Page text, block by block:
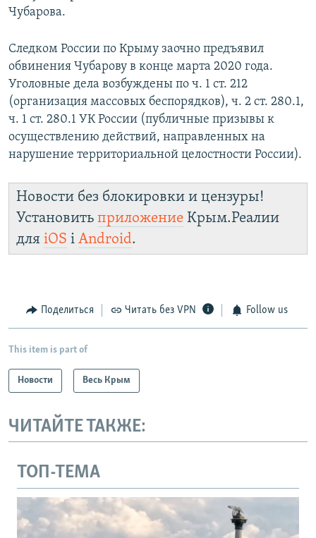
Чубарова.
Следком России по Крыму заочно предъявил
обвинения Чубарову в конце марта 2020 года.
Уголовные дела возбуждены по ч. 1 ст. 212
(организация массовых беспорядков), ч. 2 ст. 280.1,
ч. 1 ст. 280.1 УК России (публичные призывы к
осуществлению действий, направленных на
нарушение территориальной целостности России).
Новости без блокировки и цензуры!
Установить приложение Крым.Реалии
для iOS і Android.
Поделиться Читать без VPN Follow us
This item is part of
Новости Весь Крым
ЧИТАЙТЕ ТАКЖЕ:
ТОП-ТЕМА